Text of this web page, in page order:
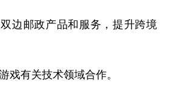
边邮政产品和服务，提升跨境
有关技术领域合作。